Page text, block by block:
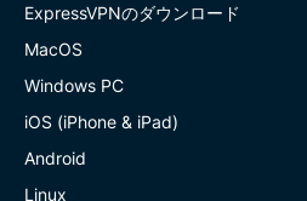
ExpressVPNのダウンロード
MacOS
Windows PC
iOS (iPhone & iPad)
Android
Linux